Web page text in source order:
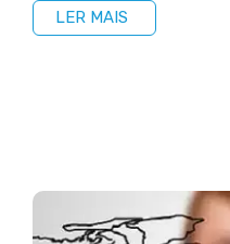
LER MAIS